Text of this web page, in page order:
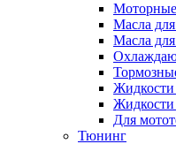
Масла
Масла
Жидкости
Жидкости
Для
Тюнинг